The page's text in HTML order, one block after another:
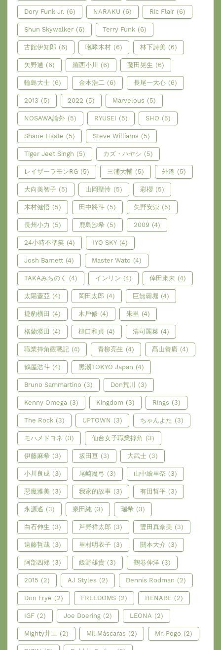
Dory Funk Jr. (6) NARAKU (6) Ric Flair (6)
Shun Skywalker (6) Terry Funk (6)
古館伊知郎 (6) 咆哮木村 (6) 林下詩美 (6)
矢野通 (6) 羅西小川 (6) 藤田晃生 (6)
輪島大士 (6) 金本浩二 (6) 長尾一大心 (6)
2013 (5) 2022 (5) Marvelous (5)
NOSAWA論外 (5) RYUSEI (5) SHO (5)
Shane Haste (5) Steve Williams (5)
Tiger Jeet Singh (5) カズ・ハヤシ (5)
レイザーラモンRG (5) 三浦大輔 (5) 外道 (5)
大向美智子 (5) 山岡聖怜 (5) 彩櫻 (5)
木村健悟 (5) 田中將斗 (5) 矢野安崇 (5)
長州小力 (5) 鹿島沙希 (5) 2009 (4)
24小時不準笑 (4) IYO SKY (4)
Josh Barnett (4) Master Wato (4)
TAKAみちのく (4) インリン (4) 倖田來未 (4)
太陽蓋亞 (4) 岡田太郎 (4) 巨無霸堀 (4)
捷豹橫田 (4) 木戶修 (4) 朱里 (4)
格蘭濱田 (4) 樋口和貞 (4) 清司麗菜 (4)
職業摔角觀戰記 (4) 青柳亮生 (4) 髙山善廣 (4)
鶴屋浩斗 (4) 黑潮TOKYO Japan (4)
Bruno Sammartino (3) Don荒川 (3)
Kenny Omega (3) Kingdom (3) Rings (3)
The Rock (3) UPTOWN (3) ちゃんよた (3)
モハメドヨネ (3) 仙台女子職業摔角 (3)
伊藤麻希 (3) 坂田亘 (3) 大武士 (3)
小川良成 (3) 尾崎魔弓 (3) 山中繪里奈 (3)
惡魔雅美 (3) 我家的故事 (3) 有田哲平 (3)
永源遙 (3) 泉田純 (3) 瑞希 (3)
白石伸生 (3) 芦野祥太郎 (3) 豐田真奈美 (3)
遠藤哲哉 (3) 里村明衣子 (3) 關本大介 (3)
阿部四郎 (3) 飯野雄貴 (3) 鶴卷伸洋 (3)
2015 (2) AJ Styles (2) Dennis Rodman (2)
Don Frye (2) FREEDOMS (2) HENARE (2)
IGF (2) Joe Doering (2) LEONA (2)
Mighty井上 (2) Mil Máscaras (2) Mr. Pogo (2)